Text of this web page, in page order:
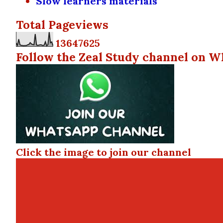
Total Pageviews
13647625
Follow the Zeal Study channel on
Click the image to join our channel